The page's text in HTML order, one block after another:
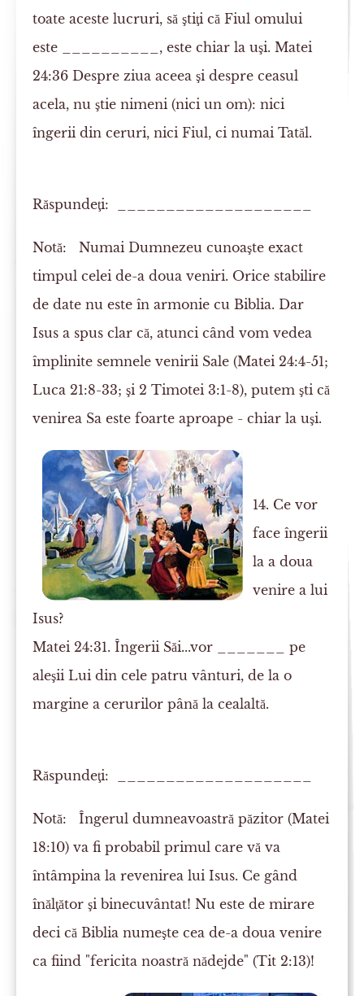
toate aceste lucruri, să ştiţi că Fiul omului
este __________, este chiar la uşi.Matei
24:36 Despre ziua aceea şi despre ceasul
acela, nu ştienimeni (nici un om): nici
îngerii din ceruri, nici Fiul, ci numai Tatăl.
Răspundeţi: ____________________
Notă: Numai Dumnezeu cunoaşte exact
timpul celei de-a doua veniri. Orice stabilire
de date nu este în armonie cu Biblia. Dar
Isus a spus clar că, atunci când vom vedea
împlinite semnele venirii Sale (Matei 24:4-51;
Luca 21:8-33; şi 2 Timotei 3:1-8), putem şti că
venirea Sa este foarte aproape - chiar la uşi.
14. Ce vor
face îngerii
la a doua
venire a lui
Isus?
Matei 24:31. Îngerii Săi...vor _______ pe
aleşii Lui din cele patru vânturi, de la o
margine a cerurilor până la cealaltă.
Răspundeţi: ____________________
Notă: Îngerul dumneavoastră păzitor (Matei
18:10) va fi probabil primul care vă va
întâmpina la revenirea lui Isus. Ce gând
înălţător şi binecuvântat! Nu este de mirare
deci că Biblia numeşte cea de-a doua venire
ca fiind "fericita noastră nădejde" (Tit 2:13)!